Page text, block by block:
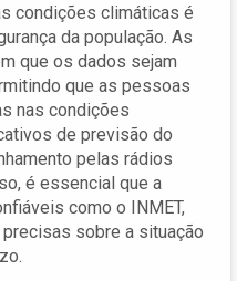
condições climáticas é
da população. As
que os dados sejam
que as pessoas
nas condições
de previsão do
pelas rádios
é essencial que a
como o INMET,
sobre a situação